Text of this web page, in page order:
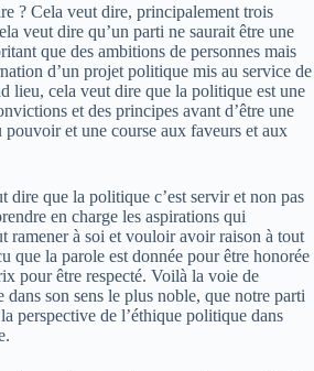
? Cela veut dire, principalement trois
veut dire qu’un parti ne saurait être une
que des ambitions de personnes mais
d’un projet politique mis au service de
lieu, cela veut dire que la politique est une
et des principes avant d’être une
pouvoir et une course aux faveurs et aux
dire que la politique c’est servir et non pas
en charge les aspirations qui
ramener à soi et vouloir avoir raison à tout
que la parole est donnée pour être honorée
pour être respecté. Voilà la voie de
son sens le plus noble, que notre parti
perspective de l’éthique politique dans